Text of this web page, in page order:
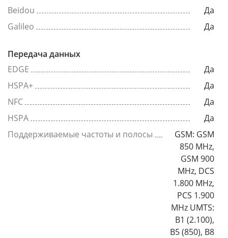
Beidou
Да
Galileo
Да
Передача данных
EDGE
Да
HSPA+
Да
NFC
Да
HSPA
Да
Поддерживаемые частоты и полосы
GSM: GSM
850 MHz,
GSM 900
MHz, DCS
1.800 MHz,
PCS 1.900
MHz UMTS:
B1 (2.100),
B5 (850), B8